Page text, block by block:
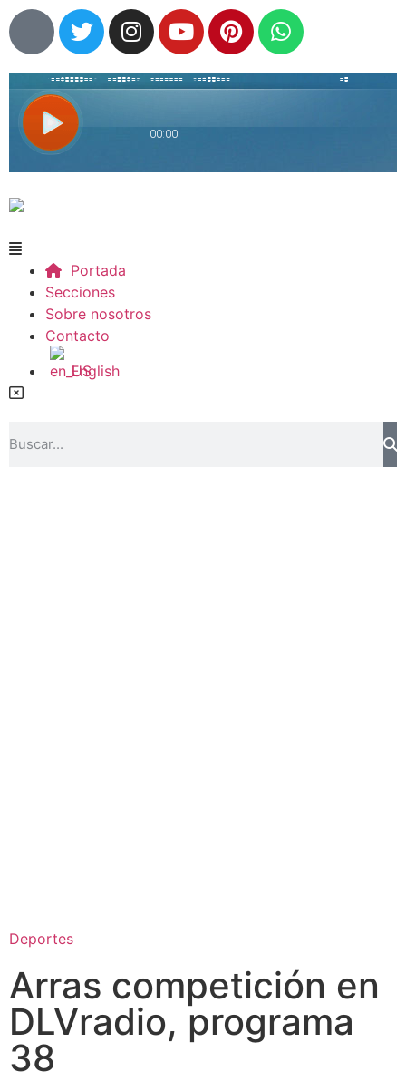
Portada
Secciones
Sobre nosotros
Contacto
English
Deportes
Arras competición en
DLVradio, programa
38